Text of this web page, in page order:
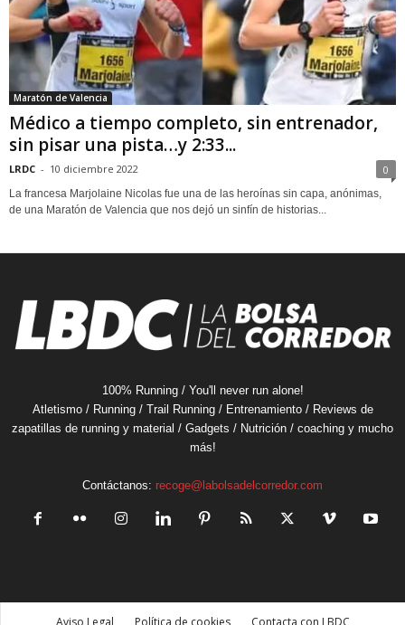
Maratón de Valencia
Médico a tiempo completo, sin entrenador,
sin pisar una pista…y 2:33...
LRDC - 10 diciembre 2022 0
La francesa Marjolaine Nicolas fue una de las heroínas sin capa, anónimas,
de una Maratón de Valencia que nos dejó un sinfín de historias...
100% Running / You'll never run alone!
Atletismo / Running / Trail Running / Entrenamiento / Reviews de
zapatillas de running y material / Gadgets / Nutrición / coaching y mucho
más!
Contáctanos: recoge@labolsadelcorredor.com
Aviso Legal Política de cookies Contacta con LBDC